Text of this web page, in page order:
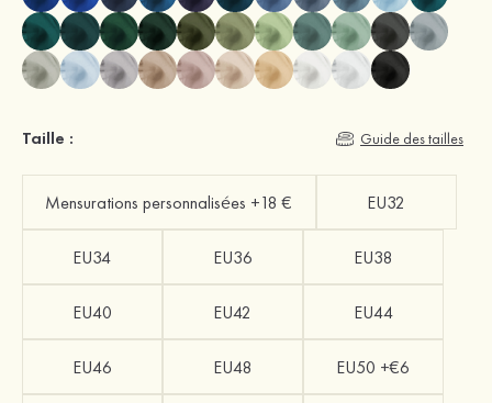
Taille : Guide des tailles
Mensurations personnalisées +18 € EU32
EU34 EU36 EU38
EU40 EU42 EU44
EU46 EU48 EU50 +€6